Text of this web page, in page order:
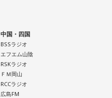
中国・四国
BSSラジオ
エフエム山陰
RSKラジオ
ＦＭ岡山
RCCラジオ
広島FM